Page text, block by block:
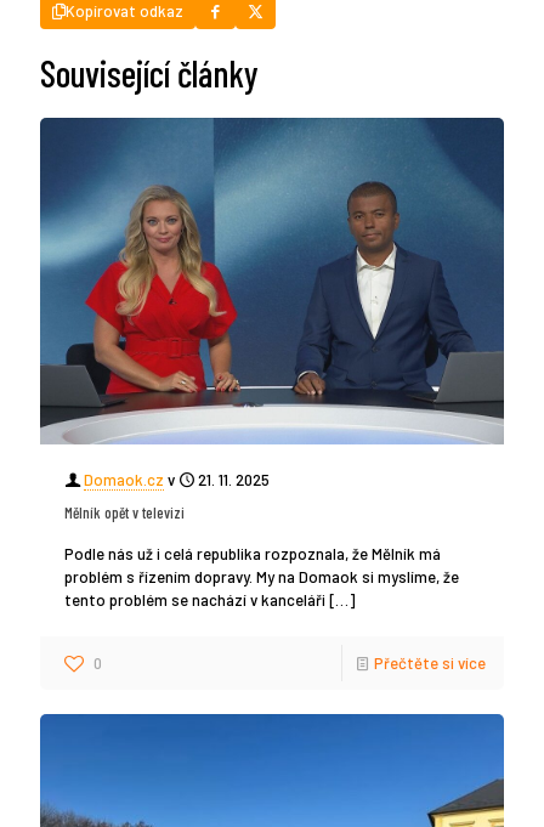
Kopírovat odkaz
Související články
Domaok.cz v
21. 11. 2025
Mělník opět v televizi
Podle nás už i celá republika rozpoznala, že Mělník má
problém s řízením dopravy. My na Domaok si myslíme, že
tento problém se nachází v kanceláři […]
0 Přečtěte si více